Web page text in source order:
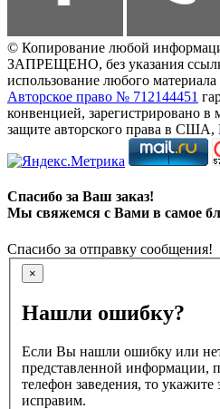
© Копирование любой
ЗАПРЕЩЕНО, без указания
использование любого материала
Авторское право № 712144451
конвенцией, зарегистрировано
защите авторского права в
Спасибо за Ваш заказ!
Мы свяжемся с Вами в самое
Спасибо за отправку сообщения!
×
Нашли ошибку?
Если Вы нашли ошибку или
представленной информации,
телефон заведения, то
исправим.